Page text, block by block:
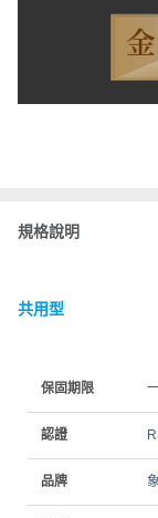
規格說明
共用型
保固期限
認證
品牌